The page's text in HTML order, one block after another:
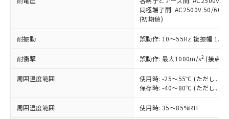
同極端子間: AC2500V 50/
(初期値)
耐振動 誤動作: 10～55Hz 複振幅
耐衝撃 誤動作: 最大1000m/s2 (接点
周囲温度範囲
使用時: -25～55℃ (ただし、氷
保存時: -40～80℃ (ただし、氷
周囲湿度範囲 使用時: 35～85%RH
在庫状況および標準価格照会結果は、
記載している更新日時点での社内デー
タに基づき作成されるものであり、閲
覧された時点での実際の在庫および標
準価格とは異なる場合があることをご
正式な納期状況および標準価格はお客
様のお取引先、またはお客様担当のオ
ムロン制御機器販売店・当社販売員に
オムロン制御機器販売店や当社販売拠
むを得ず変更することがあります。
六価クロム(Cr(Ⅵ)) 1000ppm以下、ポリ臭化ビフェニル
類(PBB) 1000ppm以下、ポリ臭化ジフェニルエーテル類
(PBDE) 1000ppm以下、フタル酸ビス(2-エチルヘキシ
ル) (DEHP)(別名：DOP) 1000ppm以下、フタル酸ブチ
ルベンジル（BBP） 1000ppm以下、フタル酸ジブチル
（DBP） 1000ppm以下、フタル酸ジイソブチル
適用除外項目は除く。
「－」：未確認です。当社販売部門へお問
*中国RoHS10物質の基準値 (GB/T26572)：
Pb(鉛) :1000ppm、 Hg(水銀) : 1000ppm、 Cd(カドミウ
Cr(Ⅵ)(六価クロム) : 1000ppm、 PBBs(ポリ臭化ビフェ
DBP(フタル酸ジブチル) : 1000ppm、 DIBP(フタル酸ジ
イソブチル) : 1000ppm、 BBP(フタル酸ブチルベンジ
DEHP(フタル酸ビス(2-エチルヘキシル)) : 1000ppm
為替および外国貿易法に定める商品
（以下｢規制貨物等」という）を輸出
または国外への提供する場合は、日本
国政府の輸出許可(または役務取引許
可)を取得するなどの必要な手続きを
当社は規制貨物を破棄する場合は、完
全に破砕するなど、違法に輸出されな
いよう必要な手段を講じます。
当社は貴社製品を、核兵器、ミサイ
ル、化学兵器、生物兵器またはその他
一定数以上の在庫あり
一定数には満たないが在庫あり
在庫なし(最新の在庫状況につ